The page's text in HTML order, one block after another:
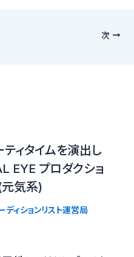
次
ィタイムを演出し
EYE プロダクショ
(元気系)
ディションリスト運営局